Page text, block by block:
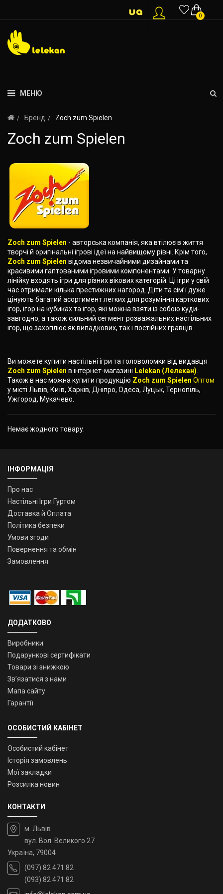
0
МЕНЮ
Бренд Zoch zum Spielen
Zoch zum Spielen
Zoch zum Spielen - авторська компанія, яка втілює в життя
творчі й оригінальні ігрові ідеї на найвищому рівні. Крім того,
Zoch zum Spielen відома незвичайними дизайнами та
красивими гаптованими ігровими компонентами. У товарну
лінійку входять ігри для різних вікових категорій. Ці ігри у свій
час отримали кілька престижних нагород. Діти та сім’ї дуже
цінують багатий асортимент легких для розуміння карткових
ігор, ігор на кубиках та ігор, які можна взяти із собою куди-
завгодно, а також сильний сегмент розважальних настільних
ігор, що захоплює як випадкових, так і постійних гравців.
Ви можете купити настільні ігри та головоломки від видавця
Zoch zum Spielen в інтернет-магазині Lelekan (Лелекан)
Також в нас можна купити продукцію Zoch zum Spielen Оптом
у місті Львів, Київ, Харків, Дніпро, Одеса, Луцьк, Тернопіль,
Ужгород, Мукачево.
Немає жодного товару.
ІНФОРМАЦІЯ
Про нас
Настільні Ігри Гуртом
Доставка й Оплата
Політика безпеки
Умови згоди
Повернення та обмін
Замовлення
ДОДАТКОВО
Виробники
Подарункові сертифікати
Товари зі знижкою
Зв’язатися з нами
Мапа сайту
Гарантії
ОСОБИСТИЙ КАБІНЕТ
Особистий кабінет
Історія замовлень
Мої закладки
Розсилка новин
КОНТАКТИ
м. Львів
вул. Вол. Великого 27
Україна, 79004
(097) 82 471 82
(093) 82 471 82